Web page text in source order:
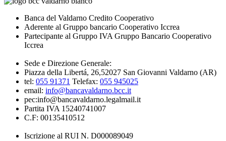
Banca del Valdarno Credito Cooperativo
Aderente al Gruppo bancario Cooperativo Iccrea
Partecipante al Gruppo IVA Gruppo Bancario Cooperativo
Iccrea
Sede e Direzione Generale:
Piazza della Libertá, 26,52027 San Giovanni Valdarno (AR)
tel: 055 91371 Telefax: 055 945025
email: info@bancavaldarno.bcc.it
pec:info@bancavaldarno.legalmail.it
Partita IVA 15240741007
C.F: 00135410512
Iscrizione al RUI N. D000089049